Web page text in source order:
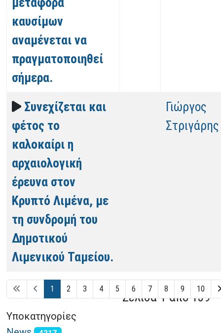
καυσίμων
αναμένεται να
πραγματοποιηθεί
σήμερα.
Συνεχίζεται και
φέτος το
καλοκαίρι η
αρχαιολογική
έρευνα στον
Κρυπτό Λιμένα, με
τη συνδρομή του
Δημοτικού
Λιμενικού Ταμείου.
Γιώργος
Στριγάρης
Σελίδα 1 από 139
1 2 3 4 5 6 7 8 9 10
Υποκατηγορίες